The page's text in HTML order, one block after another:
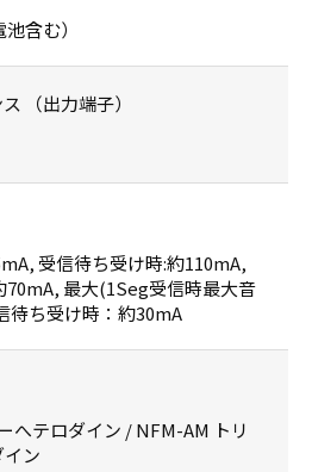
含む）
（出力端子）
受信待ち受け時:約110mA,
70mA, 最大(1Seg受信時最大音
待ち受け時：約30mA
へテロダイン / NFM-AM トリ
ン